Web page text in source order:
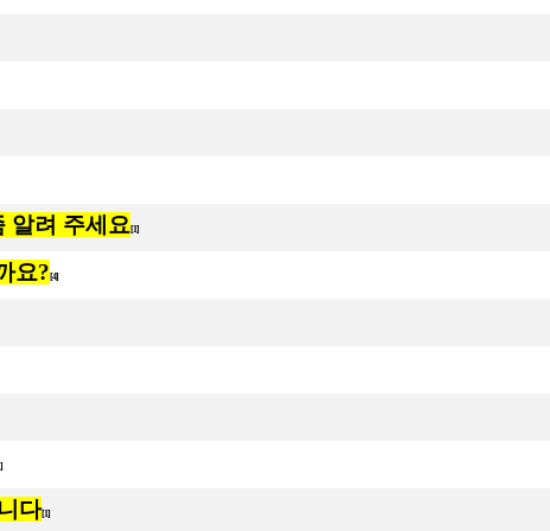
알려 주세요 [1]
요? [4]
다[1]